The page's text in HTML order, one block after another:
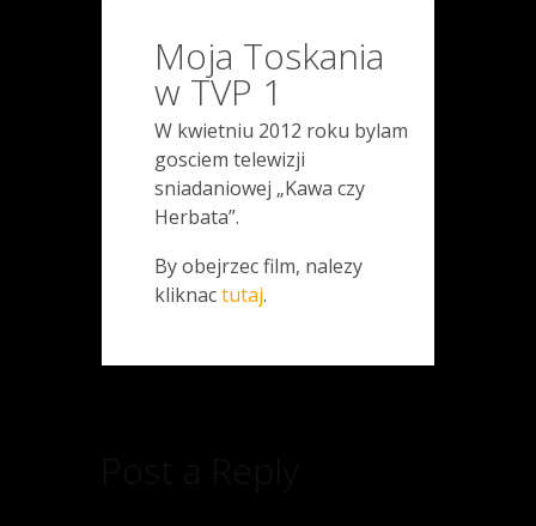
Moja Toskania
w TVP 1
W kwietniu 2012 roku bylam
gosciem telewizji
sniadaniowej „Kawa czy
Herbata”.
By obejrzec film, nalezy
kliknactutaj.